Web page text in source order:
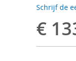
Schrijf de
€